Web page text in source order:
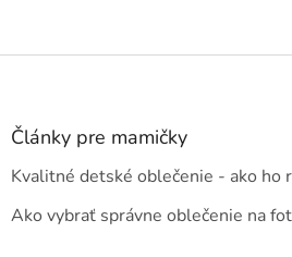
Z
Články pre mamičky
Kvalitné detské oblečenie - ako ho
Ako vybrať správne oblečenie na